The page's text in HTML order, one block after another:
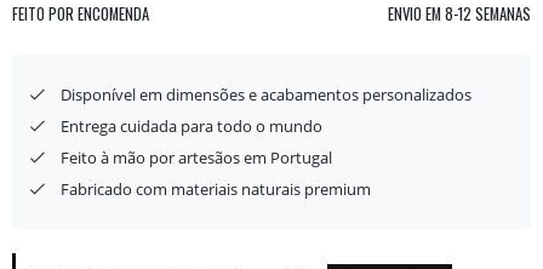
FEITO POR ENCOMENDA ENVIO EM 8-12 SEMANAS
Disponível em dimensões e acabamentos personalizados
Entrega cuidada para todo o mundo
Feito à mão por artesãos em Portugal
Fabricado com materiais naturais premium